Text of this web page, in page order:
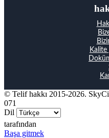
Kalite
© Telif hakkı 2015-2026.
071
Dil
tarafından
Başa gitmek